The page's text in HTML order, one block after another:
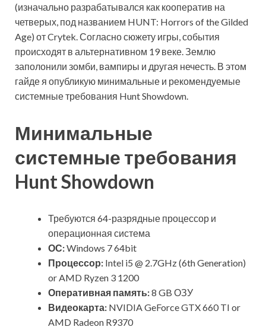
(изначально разрабатывался как кооператив на
четверых, под названием HUNT: Horrors of the Gilded
Age) от Crytek. Согласно сюжету игры, события
происходят в альтернативном 19 веке. Землю
заполонили зомби, вампиры и другая нечесть. В этом
гайде я опубликую минимальные и рекомендуемые
системные требования Hunt Showdown.
Минимальные
системные требования
Hunt Showdown
Требуются 64-разрядные процессор и
операционная система
ОС:Windows 7 64bit
Процессор: Intel i5 @ 2.7GHz (6th Generation)
or AMD Ryzen 3 1200
Оперативная память:8 GB ОЗУ
Видеокарта: NVIDIA GeForce GTX 660 TI or
AMD Radeon R9370